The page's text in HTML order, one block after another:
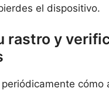
el dispositivo.
rastro y
cómo